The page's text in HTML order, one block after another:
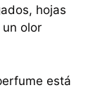
hojas
olor
está